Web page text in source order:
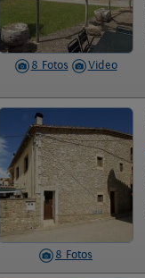
8 Fotos Video
8 Fotos